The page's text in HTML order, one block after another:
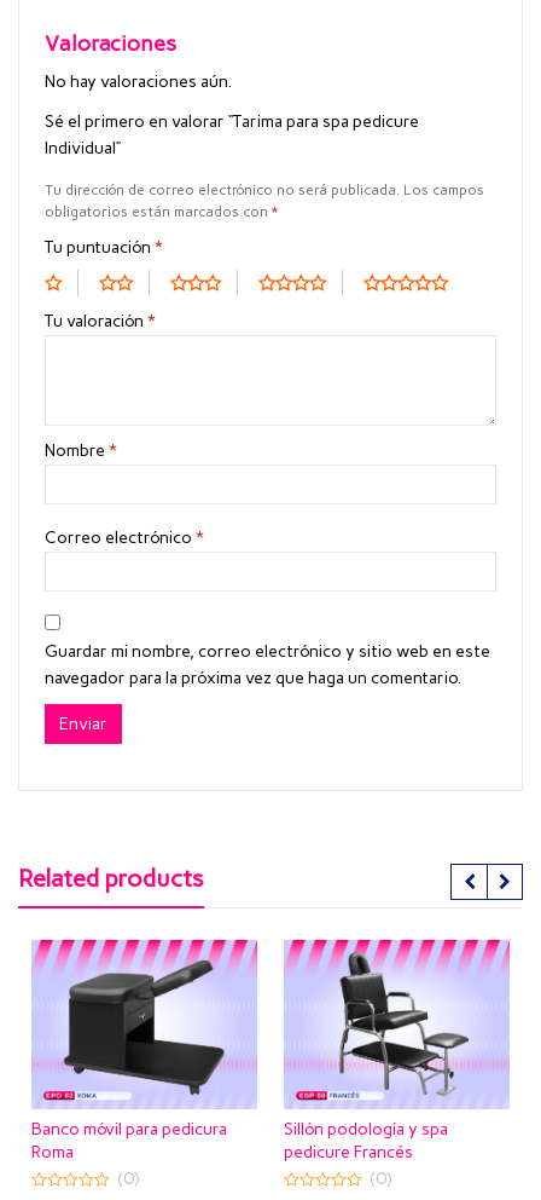
Valoraciones
No hay valoraciones aún.
Sé el primero en valorar “Tarima para spa pedicure
Individual”
Tu dirección de correo electrónico no será publicada. Los campos
obligatorios están marcados con *
Tu puntuación *
Tu valoración *
Nombre *
Correo electrónico *
Guardar mi nombre, correo electrónico y sitio web en este
navegador para la próxima vez que haga un comentario.
Related products
para pedicura
(0)
Sillón podología y spa
pedicure Francés
(0)
Sillón para